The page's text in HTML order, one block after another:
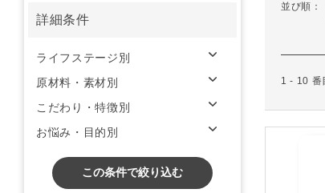
並び順：
1 - 10 番
詳細条件
ライフステージ別
原材料・素材別
こだわり・特徴別
お悩み・目的別
この条件で絞り込む